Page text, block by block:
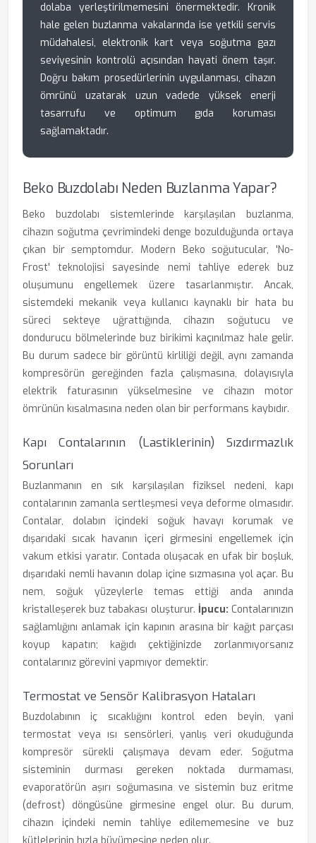
dolaba yerleştirilmemesini önermektedir. Kronik
hale gelen buzlanma vakalarında ise yetkili servis
müdahalesi, elektronik kart veya soğutma gazı
seviyesinin kontrolü açısından hayati önem taşır.
Doğru bakım prosedürlerinin uygulanması, cihazın
ömrünü uzatarak uzun vadede yüksek enerji
tasarrufu ve optimum gıda koruması
sağlamaktadır.
Beko Buzdolabı Neden Buzlanma Yapar?
Beko buzdolabı sistemlerinde karşılaşılan buzlanma,
cihazın soğutma çevrimindeki denge bozulduğunda ortaya
çıkan bir semptomdur. Modern Beko soğutucular, 'No-
Frost' teknolojisi sayesinde nemi tahliye ederek buz
oluşumunu engellemek üzere tasarlanmıştır. Ancak,
sistemdeki mekanik veya kullanıcı kaynaklı bir hata bu
süreci sekteye uğrattığında, cihazın soğutucu ve
dondurucu bölmelerinde buz birikimi kaçınılmaz hale gelir.
Bu durum sadece bir görüntü kirliliği değil, aynı zamanda
kompresörün gereğinden fazla çalışmasına, dolayısıyla
elektrik faturasının yükselmesine ve cihazın motor
ömrünün kısalmasına neden olan bir performans kaybıdır.
Kapı Contalarının (Lastiklerinin) Sızdırmazlık
Sorunları
Buzlanmanın en sık karşılaşılan fiziksel nedeni, kapı
contalarının zamanla sertleşmesi veya deforme olmasıdır.
Contalar, dolabın içindeki soğuk havayı korumak ve
dışarıdaki sıcak havanın içeri girmesini engellemek için
vakum etkisi yaratır. Contada oluşacak en ufak bir boşluk,
dışarıdaki nemli havanın dolap içine sızmasına yol açar. Bu
nem, soğuk yüzeylerle temas ettiği anda anında
kristalleşerek buz tabakası oluşturur. İpucu: Contalarınızın
sağlamlığını anlamak için kapının arasına bir kağıt parçası
koyup kapatın; kağıdı çektiğinizde zorlanmıyorsanız
contalarınız görevini yapmıyor demektir.
Termostat ve Sensör Kalibrasyon Hataları
Buzdolabının iç sıcaklığını kontrol eden beyin, yani
termostat veya ısı sensörleri, yanlış veri okuduğunda
kompresör sürekli çalışmaya devam eder. Soğutma
sisteminin durması gereken noktada durmaması,
evaporatörün aşırı soğumasına ve sistemin buz eritme
(defrost) döngüsüne girmesine engel olur. Bu durum,
cihazın içindeki nemin tahliye edilememesine ve buz